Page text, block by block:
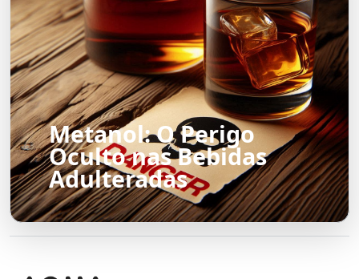
Metanol: O Perigo
Oculto nas Bebidas
Adulteradas